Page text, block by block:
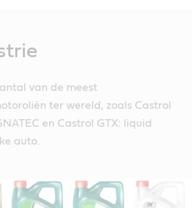
van de meest
ter wereld, zoals Castrol
en Castrol GTX: liquid
auto.